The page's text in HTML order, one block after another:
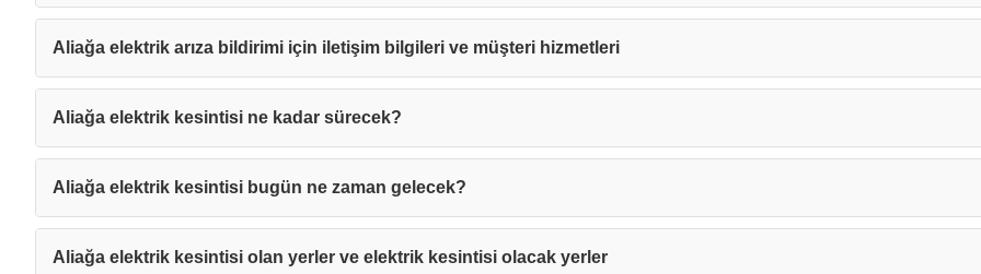
Aliağa elektrik arıza bildirimi için iletişim bilgileri ve müşteri hizmetleri
Aliağa elektrik kesintisi ne kadar sürecek?
Aliağa elektrik kesintisi bugün ne zaman gelecek?
Aliağa elektrik kesintisi olan yerler ve elektrik kesintisi olacak yerler